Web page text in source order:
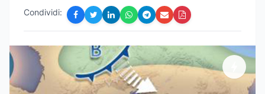
Condividi: